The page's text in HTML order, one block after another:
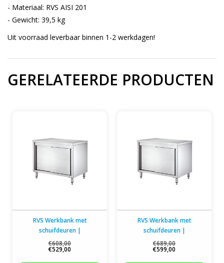
- Materiaal: RVS AISI 201
- Gewicht: 39,5 kg
Uit voorraad leverbaar binnen 1-2 werkdagen!
GERELATEERDE PRODUCTEN
RVS Werkbank met
schuifdeuren |
100x70x(H)85cm
€608,00
€529,00
RVS Werkbank met
schuifdeuren |
140x70x(H)85cm
€689,00
€599,00